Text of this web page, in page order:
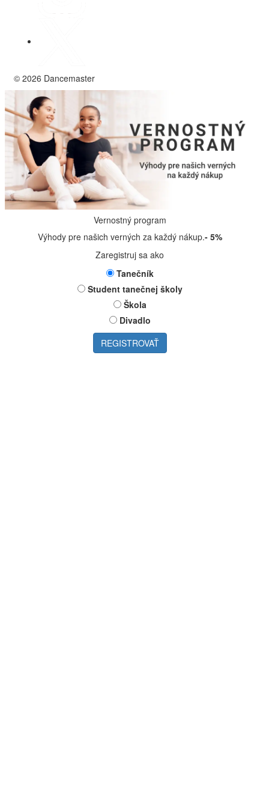
© 2026 Dancemaster
Vernostný program
Výhody pre našich verných za každý nákup.- 5%
Zaregistruj sa ako
Tanečník
Student tanečnej školy
Škola
Divadlo
REGISTROVAŤ